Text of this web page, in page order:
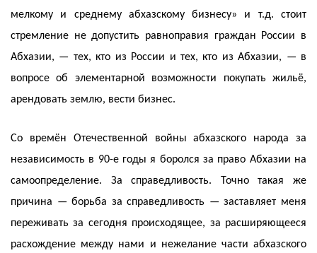
мелкому и среднему абхазскому бизнесу» и т.д. стоит
стремление не допустить равноправия граждан России в
Абхазии, — тех, кто из России и тех, кто из Абхазии, — в
вопросе об элементарной возможности покупать жильё,
арендовать землю, вести бизнес.
Со времён Отечественной войны абхазского народа за
независимость в 90-е годы я боролся за право Абхазии на
самоопределение. За справедливость. Точно такая же
причина — борьба за справедливость — заставляет меня
переживать за сегодня происходящее, за расширяющееся
расхождение между нами и нежелание части абхазского